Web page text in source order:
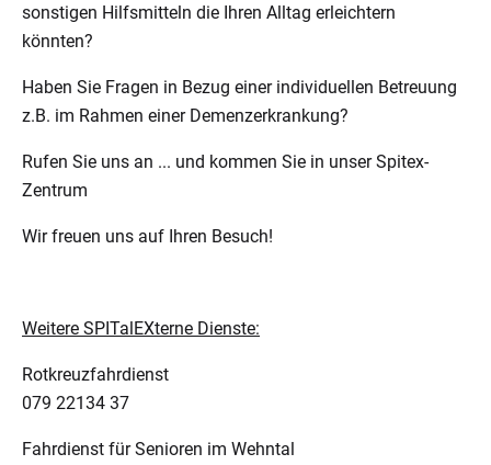
sonstigen Hilfsmitteln die Ihren Alltag erleichtern
könnten?
Haben Sie Fragen in Bezug einer individuellen Betreuung
z.B. im Rahmen einer Demenzerkrankung?
Rufen Sie uns an ... und kommen Sie in unser Spitex-
Zentrum
Wir freuen uns auf Ihren Besuch!
Weitere SPITalEXterne Dienste:
Rotkreuzfahrdienst
079 22134 37
Fahrdienst für Senioren im Wehntal